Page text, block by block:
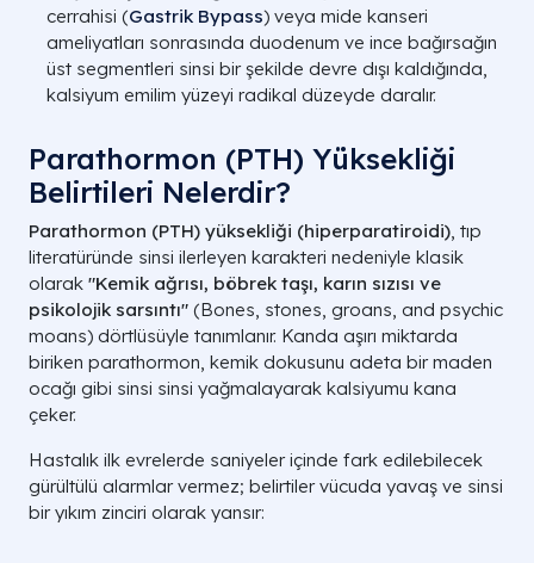
cerrahisi (Gastrik Bypass) veya mide kanseri
ameliyatları sonrasında duodenum ve ince bağırsağın
üst segmentleri sinsi bir şekilde devre dışı kaldığında,
kalsiyum emilim yüzeyi radikal düzeyde daralır.
Parathormon (PTH) Yüksekliği
Belirtileri Nelerdir?
Parathormon (PTH) yüksekliği (hiperparatiroidi), tıp
literatüründe sinsi ilerleyen karakteri nedeniyle klasik
olarak "Kemik ağrısı, böbrek taşı, karın sızısı ve
psikolojik sarsıntı" (Bones, stones, groans, and psychic
moans) dörtlüsüyle tanımlanır. Kanda aşırı miktarda
biriken parathormon, kemik dokusunu adeta bir maden
ocağı gibi sinsi sinsi yağmalayarak kalsiyumu kana
çeker.
Hastalık ilk evrelerde saniyeler içinde fark edilebilecek
gürültülü alarmlar vermez; belirtiler vücuda yavaş ve sinsi
bir yıkım zinciri olarak yansır: